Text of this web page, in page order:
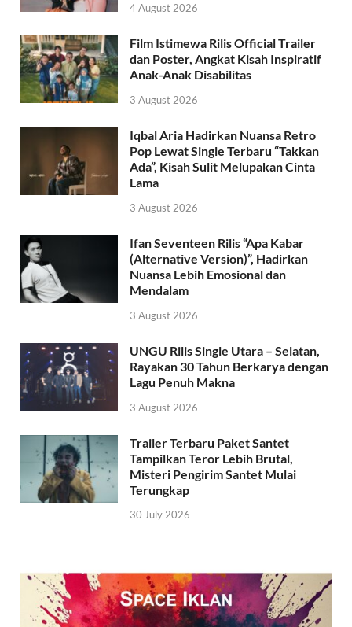
4 August 2026
Film Istimewa Rilis Official Trailer
dan Poster, Angkat Kisah Inspiratif
Anak-Anak Disabilitas
3 August 2026
Iqbal Aria Hadirkan Nuansa Retro
Pop Lewat Single Terbaru “Takkan
Ada”, Kisah Sulit Melupakan Cinta
Lama
3 August 2026
Ifan Seventeen Rilis “Apa Kabar
(Alternative Version)”, Hadirkan
Nuansa Lebih Emosional dan
Mendalam
3 August 2026
UNGU Rilis Single Utara – Selatan,
Rayakan 30 Tahun Berkarya dengan
Lagu Penuh Makna
3 August 2026
Trailer Terbaru Paket Santet
Tampilkan Teror Lebih Brutal,
Misteri Pengirim Santet Mulai
Terungkap
30 July 2026